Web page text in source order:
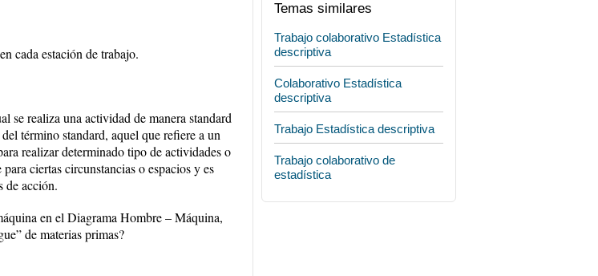
cada estación de trabajo.
se realiza una actividad de manera standard
término standard, aquel que refiere a un
realizar determinado tipo de actividades o
ciertas circunstancias o espacios y es
de acción.
en el Diagrama Hombre – Máquina,
de materias primas?
Temas similares
Trabajo colaborativo Estadística
descriptiva
Colaborativo Estadística
descriptiva
Trabajo Estadística descriptiva
Trabajo colaborativo de
estadística